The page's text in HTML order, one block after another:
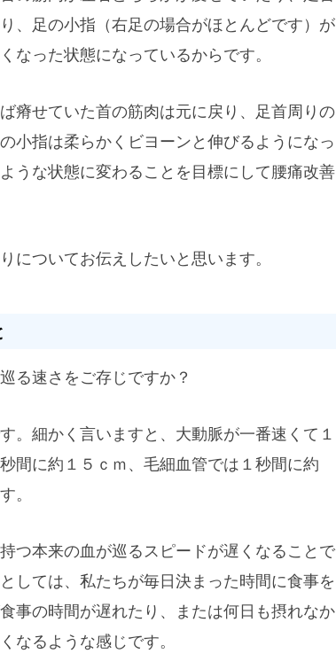
、足の小指（右足の場合がほとんどです）が
なった状態になっているからです。
瘠せていた首の筋肉は元に戻り、足首周りの
小指は柔らかくビヨーンと伸びるようになっ
うな状態に変わることを目標にして腰痛改善
についてお伝えしたいと思います。
る速さをご存じですか？
。細かく言いますと、大動脈が一番速くて１
間に約１５ｃｍ、毛細血管では１秒間に約
。
つ本来の血が巡るスピードが遅くなることで
しては、私たちが毎日決まった時間に食事を
事の時間が遅れたり、または何日も摂れなか
なるような感じです。